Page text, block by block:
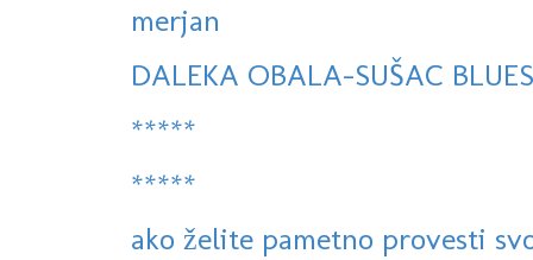
merjan
DALEKA OBALA-SUŠAC BLUES
*****
*****
ako želite pametno provesti